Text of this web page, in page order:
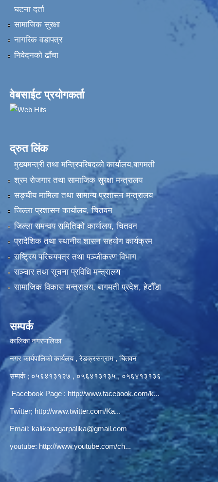
घटना दर्ता
सामाजिक सुरक्षा
नागरिक वडापत्र
निवेदनकाे ढाँचा
वेबसाईट प्रयोगकर्ता
द्रुत लिंक
मुख्यमन्त्री तथा मन्त्रिपरिषदको कार्यालय,बागमती
श्रम रोजगार तथा सामाजिक सुरक्षा मन्त्रालय
सङ्‍घीय मामिला तथा सामान्य प्रशासन मन्त्रालय
जिल्ला प्रशासन कार्यालय, चितवन
जिल्ला समन्वय समितिको कार्यालय, चितवन
प्रादेशिक तथा स्थानीय शासन सहयोग कार्यक्रम
राष्ट्रिय परिचयपत्र तथा पञ्‍जीकरण विभाग
सञ्‍चार तथा सूचना प्रविधि मन्त्रालय
सामाजिक विकास मन्त्रालय, बागमती प्रदेश, हेटौँडा
सम्पर्क
कालिका नगरपालिका
नगर कार्यपालिकाे कार्यलय‍ , रेडक्रसग्राम , चितवन
सम्पर्क ; ०५६४१३१२७ , ०५६४१३१३५ , ०५६४१३१३६
Facebook Page : http://www.facebook.com/k...
Twitter; http://www.twitter.com/Ka...
Email: kalikanagarpalika@gmail.com
youtube: http://www.youtube.com/ch...